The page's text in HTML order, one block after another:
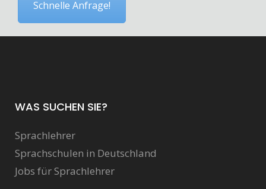
Schnelle Anfrage!
WAS SUCHEN SIE?
Sprachlehrer
Sprachschulen in Deutschland
Jobs für Sprachlehrer